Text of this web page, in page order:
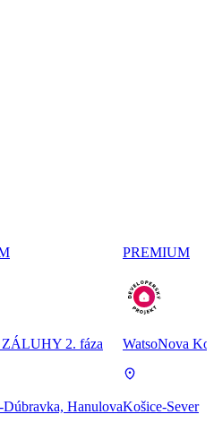
2. fáza
Dúbravka, Hanulova
PREMIUM
WatsoNova
Košice-Sever